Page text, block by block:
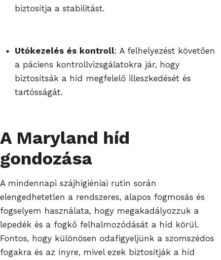
biztosítja a stabilitást.
Utókezelés és kontroll: A felhelyezést követően
a páciens kontrollvizsgálatokra jár, hogy
biztosítsák a híd megfelelő illeszkedését és
tartósságát.
A Maryland híd
gondozása
A mindennapi szájhigiéniai rutin során
elengedhetetlen a rendszeres, alapos fogmosás és
fogselyem használata, hogy megakadályozzuk a
lepedék és a fogkő felhalmozódását a híd körül.
Fontos, hogy különösen odafigyeljünk a szomszédos
fogakra és az ínyre, mivel ezek biztosítják a híd